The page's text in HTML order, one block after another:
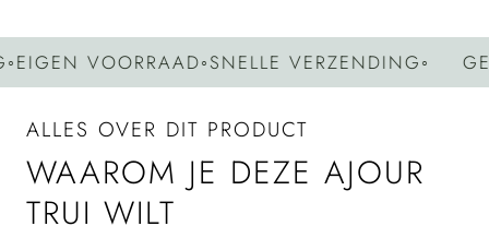
VOORRAAD◦SNELLE VERZENDING◦ GEEN
ALLES OVER DIT PRODUCT
WAAROM JE DEZE AJOUR
TRUI WILT